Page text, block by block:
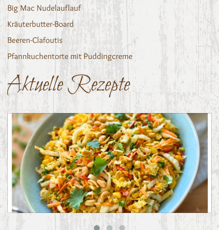
Big Mac Nudelauflauf
Kräuterbutter-Board
Beeren-Clafoutis
Pfannkuchentorte mit Puddingcreme
Aktuelle Rezepte
Asiatischer Chinakohl-Salat